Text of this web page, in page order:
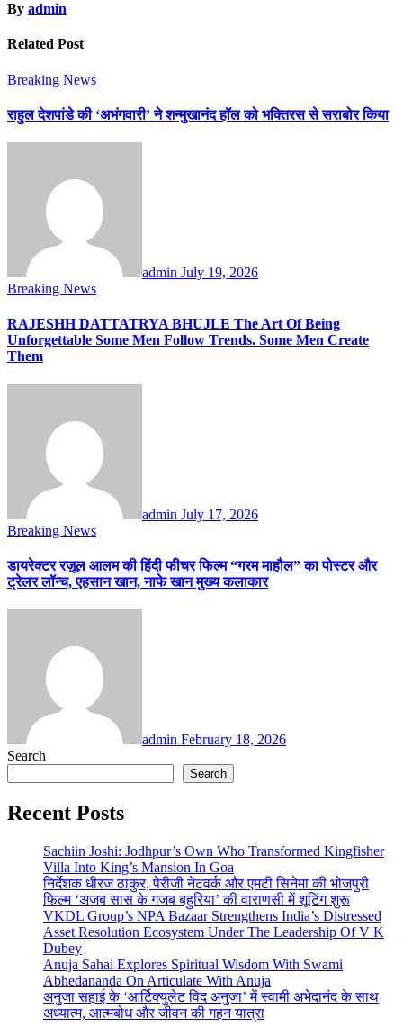
By admin
Related Post
Breaking News
राहुल देशपांडे की ‘अभंगवारी’ ने शन्मुखानंद हॉल को भक्तिरस से सराबोर किया
admin July 19, 2026
Breaking News
RAJESHH DATTATRYA BHUJLE The Art Of Being
Unforgettable Some Men Follow Trends. Some Men Create
Them
admin July 17, 2026
Breaking News
डायरेक्टर रज़ूल आलम की हिंदी फीचर फिल्म “गरम माहौल” का पोस्टर और
ट्रेलर लॉन्च, एहसान खान, नाफे खान मुख्य कलाकार
admin February 18, 2026
Search
Search
Recent Posts
Sachiin Joshi: Jodhpur’s Own Who Transformed Kingfisher
Villa Into King’s Mansion In Goa
निर्देशक धीरज ठाकुर, पेरीजी नेटवर्क और एमटी सिनेमा की भोजपुरी
फिल्म ‘अजब सास के गजब बहुरिया’ की वाराणसी में शूटिंग शुरू
VKDL Group’s NPA Bazaar Strengthens India’s Distressed
Asset Resolution Ecosystem Under The Leadership Of V K
Dubey
Anuja Sahai Explores Spiritual Wisdom With Swami
Abhedananda On Articulate With Anuja
अनुजा सहाई के ‘आर्टिक्युलेट विद अनुजा’ में स्वामी अभेदानंद के साथ
अध्यात्म, आत्मबोध और जीवन की गहन यात्रा